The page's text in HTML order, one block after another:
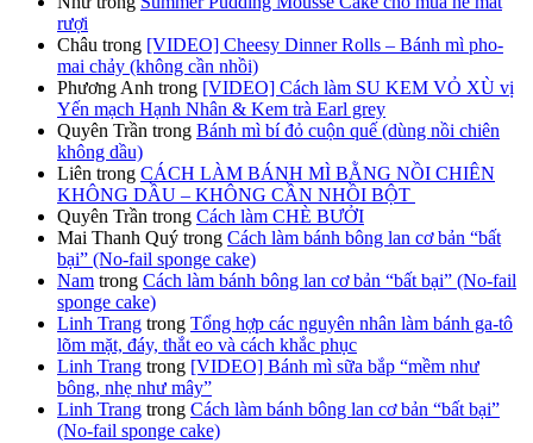
rượi
Châu trong [VIDEO] Cheesy Dinner Rolls – Bánh mì pho-
mai chảy (không cần nhồi)
Phương Anh trong [VIDEO] Cách làm SU KEM VỎ XÙ vị
Yến mạch Hạnh Nhân & Kem trà Earl grey
Quyên Trần trong Bánh mì bí đỏ cuộn quế (dùng nồi chiên
không dầu)
Liên trong CÁCH LÀM BÁNH MÌ BẰNG NỒI CHIÊN
KHÔNG DẦU – KHÔNG CẦN NHỒI BỘT
Quyên Trần trong Cách làm CHÈ BƯỞI
Mai Thanh Quý trong Cách làm bánh bông lan cơ bản “bất
bại” (No-fail sponge cake)
Nam trong Cách làm bánh bông lan cơ bản “bất bại” (No-fail
sponge cake)
Linh Trang trong Tổng hợp các nguyên nhân làm bánh ga-tô
lõm mặt, đáy, thắt eo và cách khắc phục
Linh Trang trong [VIDEO] Bánh mì sữa bắp “mềm như
bông, nhẹ như mây”
Linh Trang trong Cách làm bánh bông lan cơ bản “bất bại”
(No-fail sponge cake)